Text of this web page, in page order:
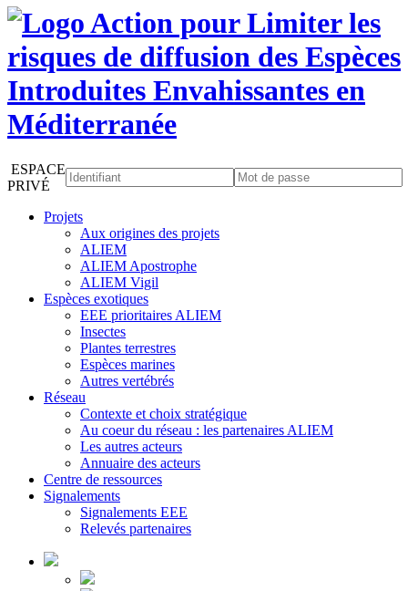
ESPACE
PRIVÉ
Projets
Aux origines des projets
ALIEM
ALIEM Apostrophe
ALIEM Vigil
Espèces exotiques
EEE prioritaires ALIEM
Insectes
Plantes terrestres
Espèces marines
Autres vertébrés
Réseau
Contexte et choix stratégique
Au coeur du réseau : les partenaires ALIEM
Les autres acteurs
Annuaire des acteurs
Centre de ressources
Signalements
Signalements EEE
Relevés partenaires